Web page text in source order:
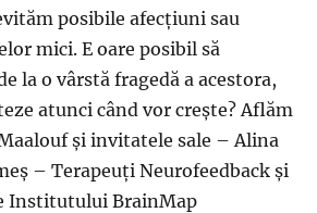
posibile afecțiuni sau
mici. E oare posibil să
la o vârstă fragedă a acestora,
atunci când vor crește? Aflăm
și invitatele sale – Alina
– Terapeuți Neurofeedback și
Institutului BrainMap